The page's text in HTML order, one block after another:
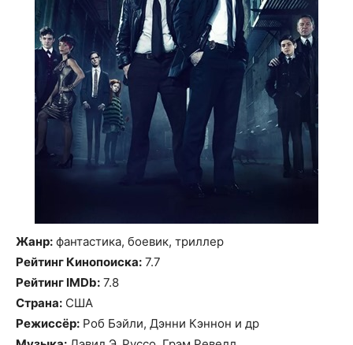
Жанр: фантастика, боевик, триллер
Рейтинг Кинопоиска: 7.7
Рейтинг IMDb: 7.8
Страна: США
Режиссёр: Роб Бэйли, Дэнни Кэннон и др